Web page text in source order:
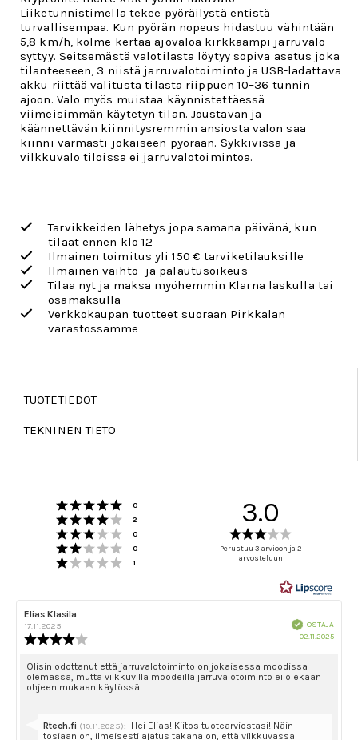
Liiketunnistimella tekee pyöräilystä entistä
turvallisempaa. Kun pyörän nopeus hidastuu vähintään
5,8 km/h, kolme kertaa ajovaloa kirkkaampi jarruvalo
syttyy. Seitsemästä valotilasta löytyy sopiva asetus joka
tilanteeseen, 3 niistä jarruvalotoiminto ja USB-ladattava
akku riittää valitusta tilasta riippuen 10–36 tunnin
ajoon. Valo myös muistaa käynnistettäessä
viimeisimmän käytetyn tilan. Joustavan ja
käännettävän kiinnitysremmin ansiosta valon saa
kiinni varmasti jokaiseen pyörään. Sykkivissä ja
vilkkuvalo tiloissa ei jarruvalotoimintoa.
Tarvikkeiden lähetys jopa samana päivänä, kun
tilaat ennen klo 12
Ilmainen toimitus yli 150 € tarviketilauksille
Ilmainen vaihto- ja palautusoikeus
Tilaa nyt ja maksa myöhemmin Klarna laskulla tai
osamaksulla
Verkkokaupan tuotteet suoraan Pirkkalan
varastossamme
TUOTETIEDOT
TEKNINEN TIETO
Arvio 5 5:sta tähdestä
0
Arvio 4 5:sta tähdestä
2
Arvio 3 5:sta tähdestä
0
Arvio 2 5:sta tähdestä
0
Arvio 1 5:sta tähdestä
1
3.0
3.0
Perustuu 3 arvioon ja 2
arvosteluun
Arvostelun
kirjoittaja:
Elias Klasila
17.11.2025
4.0
5:sta
tähdestä
OSTAJA
02.11.2025
Arvostelun
teksti:
Olisin odottanut että jarruvalotoiminto on jokaisessa moodissa
olemassa, mutta vilkkuvilla moodeilla jarruvalotoiminto ei olekaan
ohjeen mukaan käytössä.
Vastaa:
Rtech.fi (19.11.2025): Hei Elias! Kiitos tuotearviostasi! Näin
tosiaan on, ilmeisesti ajatus takana on, että vilkkuvassa